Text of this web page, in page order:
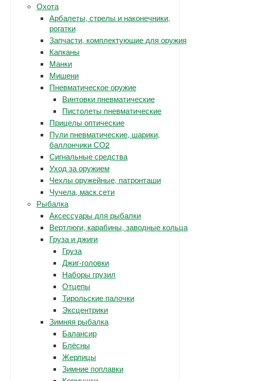
Охота
Арбалеты, стрелы и наконечники,
рогатки
Запчасти, комплектующие для оружия
Капканы
Манки
Мишени
Пневматическое оружие
Винтовки пневматические
Пистолеты пневматические
Прицелы оптические
Пули пневматические, шарики,
баллончики СО2
Сигнальные средства
Уход за оружием
Чехлы оружейные, патронташи
Чучела, маск.сети
Рыбалка
Аксессуары для рыбалки
Вертлюги, карабины, заводные кольца
Груза и джиги
Груза
Джиг-головки
Наборы грузил
Отцепы
Тирольские палочки
Эксцентрики
Зимняя рыбалка
Балансир
Блёсны
Жерлицы
Зимние поплавки